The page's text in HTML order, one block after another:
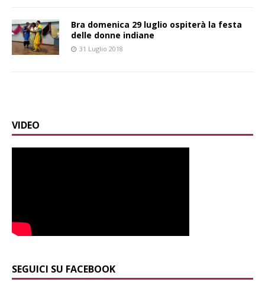
Bra domenica 29 luglio ospiterà la festa
delle donne indiane
31 Luglio 2018
VIDEO
SEGUICI SU FACEBOOK